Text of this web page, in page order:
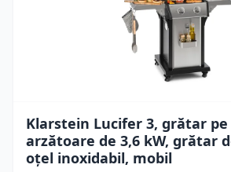
Klarstein Lucifer 3, grătar pe
arzătoare de 3,6 kW, grătar
oțel inoxidabil, mobil